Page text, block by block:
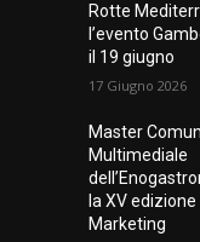
Rotte
l’evento
il 19 giugno
17 Giugno 2026
Master
Multimediale
la XV edizione
Marketing